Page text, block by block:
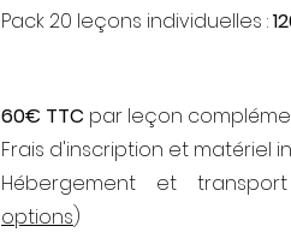
Pack 20 leçons individuelles :
60€ TTC par leçon
Frais d'inscription et matériel
Hébergement et
options)